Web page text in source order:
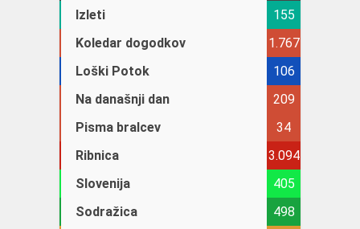
Izleti
155
Koledar dogodkov
1.767
Loški Potok
106
Na današnji dan
209
Pisma bralcev
34
Ribnica
3.094
Slovenija
405
Sodražica
498